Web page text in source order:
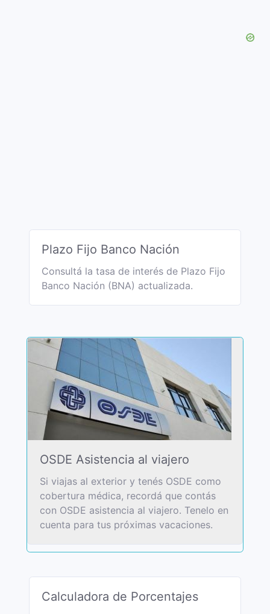
Plazo Fijo Banco Nación
Consultá la tasa de interés de Plazo Fijo
Banco Nación (BNA) actualizada.
OSDE Asistencia al viajero
Si viajas al exterior y tenés OSDE como
cobertura médica, recordá que contás
con OSDE asistencia al viajero. Tenelo en
cuenta para tus próximas vacaciones.
Calculadora de Porcentajes